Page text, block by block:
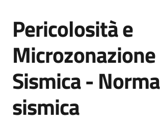
l'Unione
Amministrazione
trasparente
Menu selezionato
Pericolosità e
Microzonazione
Sismica -
sismica